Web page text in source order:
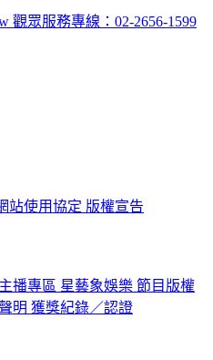
觀眾服務專線：02-2656-1599
站使用協定 版權宣告
主播專區 星藝象娛樂 節目版權
明 獲獎紀錄／認證